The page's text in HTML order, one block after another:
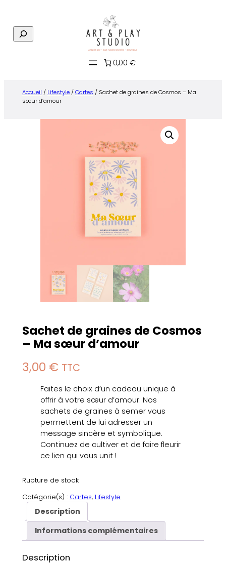
contenu
R
e
0,00 €
Accueil / Lifestyle/Cartes / Sachet de graines de Cosmos – Ma
sœur d’amour
Sachet de graines de Cosmos
– Ma sœur d’amour
3,00 € TTC
Faites le choix d’un cadeau unique à
offrir à votre sœur d’amour. Nos
sachets de graines à semer vous
permettent de lui adresser un
message sincère et symbolique.
Continuez de cultiver et de faire fleurir
ce lien qui vous unit !
Rupture de stock
Catégorie(s) : Cartes, Lifestyle
Description
Informations complémentaires
Description